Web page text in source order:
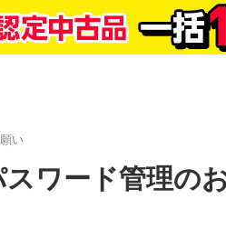
い
ワード管理の